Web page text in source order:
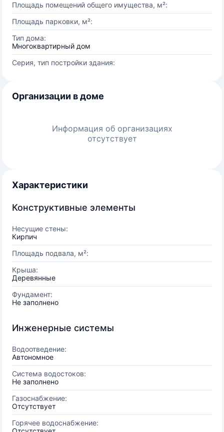
Площадь помещений общего имущества, м²:
Площадь парковки, м²:
Тип дома:
Многоквартирный дом
Серия, тип постройки здания:
Организации в доме
Информация об организациях
отсутствует
Характеристики
Конструктивные элементы
Несущие стены:
Кирпич
Площадь подвала, м²:
Крыша:
Деревянные
Фундамент:
Не заполнено
Инженерные системы
Водоотведение:
Автономное
Система водостоков:
Не заполнено
Газоснабжение:
Отсутствует
Горячее водоснабжение: